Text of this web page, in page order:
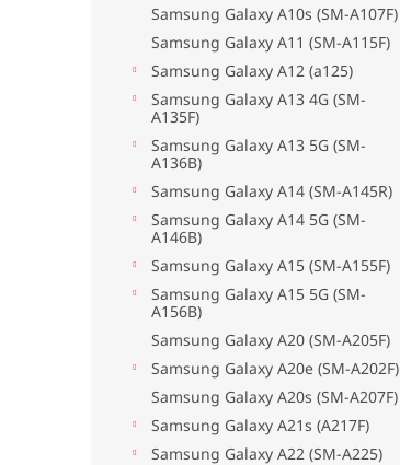
Samsung Galaxy A10s (SM-A107F)
Samsung Galaxy A11 (SM-A115F)
Samsung Galaxy A12 (a125)
Samsung Galaxy A13 4G (SM-
A135F)
Samsung Galaxy A13 5G (SM-
A136B)
Samsung Galaxy A14 (SM-A145R)
Samsung Galaxy A14 5G (SM-
A146B)
Samsung Galaxy A15 (SM-A155F)
Samsung Galaxy A15 5G (SM-
A156B)
Samsung Galaxy A20 (SM-A205F)
Samsung Galaxy A20e (SM-A202F)
Samsung Galaxy A20s (SM-A207F)
Samsung Galaxy A21s (A217F)
Samsung Galaxy A22 (SM-A225)